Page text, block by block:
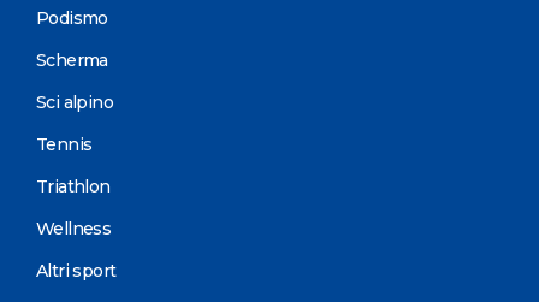
Podismo
Scherma
Sci alpino
Tennis
Triathlon
Wellness
Altri sport